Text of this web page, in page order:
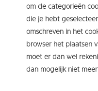
om de categorieën
die je hebt
omschreven in het
browser het plaatsen
moet er dan wel
dan mogelijk niet